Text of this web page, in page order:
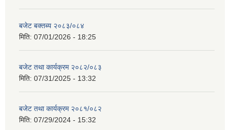
बजेट बक्तब्य २०८३/०८४
मिति: 07/01/2026 - 18:25
बजेट तथा कार्यक्रम २०८२/०८३
मिति: 07/31/2025 - 13:32
बजेट तथा कार्यक्रम २०८१/०८२
मिति: 07/29/2024 - 15:32